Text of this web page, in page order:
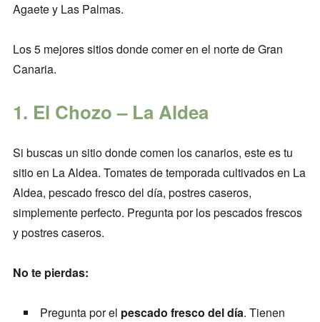
Agaete y Las Palmas.
Los 5 mejores sitios donde comer en el norte de Gran
Canaria.
1. El Chozo – La Aldea
Si buscas un sitio donde comen los canarios, este es tu
sitio en La Aldea. Tomates de temporada cultivados en La
Aldea, pescado fresco del día, postres caseros,
simplemente perfecto. Pregunta por los pescados frescos
y postres caseros.
No te pierdas:
Pregunta por el pescado fresco del día. Tienen